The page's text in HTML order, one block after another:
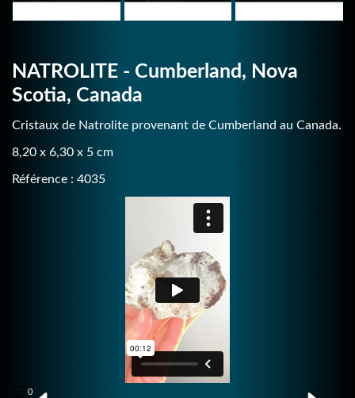
NATROLITE - Cumberland, Nova
Scotia, Canada
Cristaux de Natrolite provenant de Cumberland au Canada.
8,20 x 6,30 x 5 cm
Référence : 4035
0